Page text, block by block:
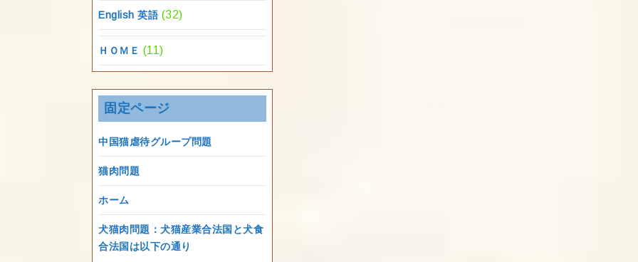
English 英語 (32)
ＨＯＭＥ (11)
固定ページ
中国猫虐待グループ問題
猫肉問題
ホーム
犬猫肉問題：犬猫産業合法国と犬食
合法国は以下の通り